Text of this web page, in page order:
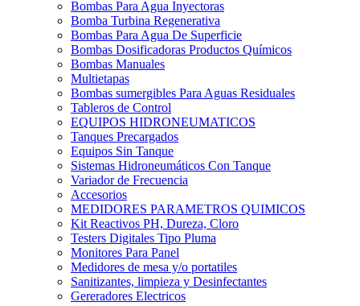
Bombas Para Agua Inyectoras
Bomba Turbina Regenerativa
Bombas Para Agua De Superficie
Bombas Dosificadoras Productos Químicos
Bombas Manuales
Multietapas
Bombas sumergibles Para Aguas Residuales
Tableros de Control
EQUIPOS HIDRONEUMATICOS
Tanques Precargados
Equipos Sin Tanque
Sistemas Hidroneumáticos Con Tanque
Variador de Frecuencia
Accesorios
MEDIDORES PARAMETROS QUIMICOS
Kit Reactivos PH, Dureza, Cloro
Testers Digitales Tipo Pluma
Monitores Para Panel
Medidores de mesa y/o portatiles
Sanitizantes, limpieza y Desinfectantes
Gereradores Electricos